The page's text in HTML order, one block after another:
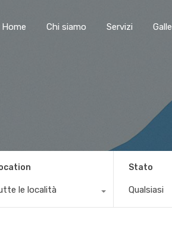
Home Chi siamo Servizi
le località
Stato
Qualsiasi